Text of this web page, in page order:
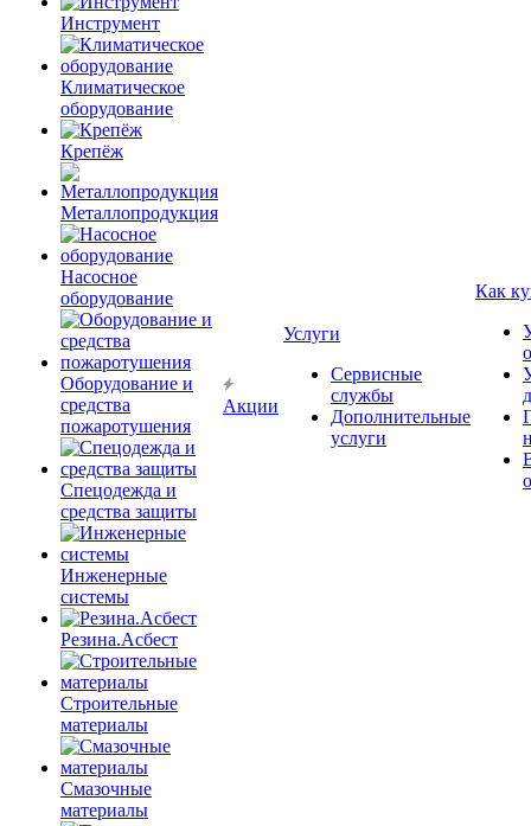
Инструмент
Климатическое
оборудование
Крепёж
Металлопродукция
Насосное
оборудование
Оборудование и
средства
пожаротушения
Спецодежда и
средства защиты
Инженерные
системы
Резина.Асбест
Строительные
материалы
Смазочные
материалы
Акции
Услуги
Сервисные
службы
Дополнительные
услуги
Как